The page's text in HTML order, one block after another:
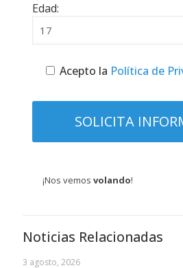
Edad:
Acepto la Política de
¡Nos vemos volando!
Noticias Relacionadas
3 agosto, 2026